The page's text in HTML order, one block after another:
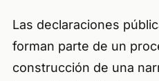
Las declaraciones
forman parte de un
construcción de una